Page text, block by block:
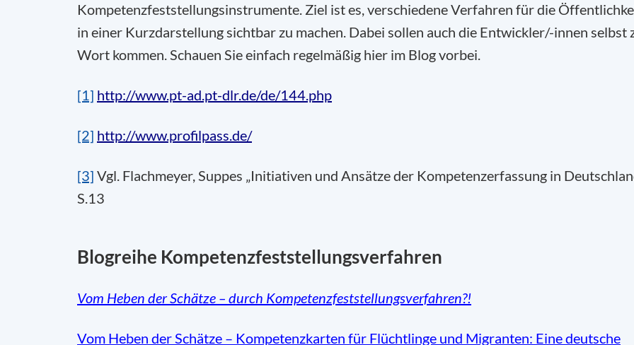
Kompetenzfeststellungsinstrumente. Ziel ist es, verschiedene Verfahren für die
in einer Kurzdarstellung sichtbar zu machen. Dabei sollen auch die Entwickler/-innen selbst
Wort kommen. Schauen Sie einfach regelmäßig hier im Blog vorbei.
[1] http://www.pt-ad.pt-dlr.de/de/144.php
[2] http://www.profilpass.de/
[3] Vgl. Flachmeyer, Suppes „Initiativen und Ansätze der Kompetenzerfassung in
S.13
Blogreihe Kompetenzfeststellungsverfahren
Vom Heben der Schätze – durch Kompetenzfeststellungsverfahren?!
Vom Heben der Schätze – Kompetenzkarten für Flüchtlinge und Migranten: Eine deutsche